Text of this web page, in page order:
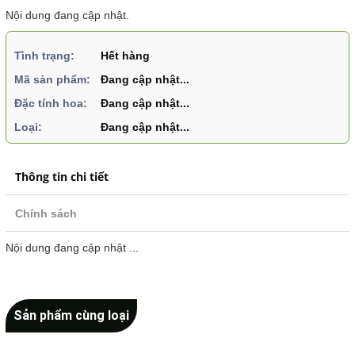
Nội dung đang cập nhật.
Tình trạng:
Hết hàng
Mã sản phẩm:
Đang cập nhật...
Đặc tính hoa:
Đang cập nhật...
Loại:
Đang cập nhật...
Thông tin chi tiết
Chính sách
Nội dung đang cập nhật ...
Sản phẩm cùng loại